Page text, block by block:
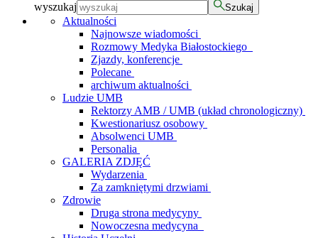
wyszukaj Szukaj
Aktualności
Najnowsze wiadomości
Rozmowy Medyka Białostockiego
Zjazdy, konferencje
Polecane
archiwum aktualności
Ludzie UMB
Rektorzy AMB / UMB (układ chronologiczny)
Kwestionariusz osobowy
Absolwenci UMB
Personalia
GALERIA ZDJĘĆ
Wydarzenia
Za zamkniętymi drzwiami
Zdrowie
Druga strona medycyny
Nowoczesna medycyna